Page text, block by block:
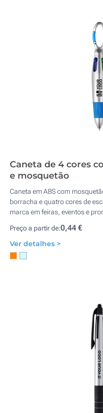
Caneta de 4 cores
e mosquetão
Caneta em ABS com
borracha e quatro cores de
marca em feiras, eventos e
Preço a partir de:0,44 €
Ver detalhes >